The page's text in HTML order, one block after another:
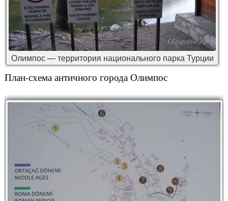
Олимпос — территория национального парка Турции
План-схема античного города Олимпос